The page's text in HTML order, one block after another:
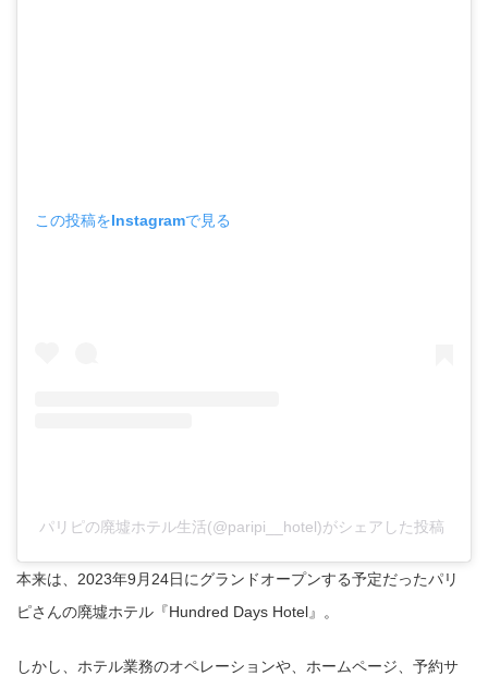
この投稿をInstagramで見る
パリピの廃墟ホテル生活(@paripi__hotel)がシェアした投稿
本来は、2023年9月24日にグランドオープンする予定だったパリ
ピさんの廃墟ホテル『Hundred Days Hotel』。
しかし、ホテル業務のオペレーションや、ホームページ、予約サ